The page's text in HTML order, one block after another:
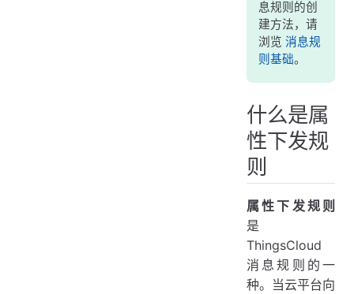
息规则的创
建方法，请
浏览 消息规
则基础。
什么是属
性下发规
则
属性下发规则
是
ThingsCloud
消息规则的一
种。当云平台向